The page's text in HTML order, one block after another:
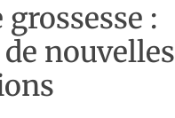
:
nouvelles